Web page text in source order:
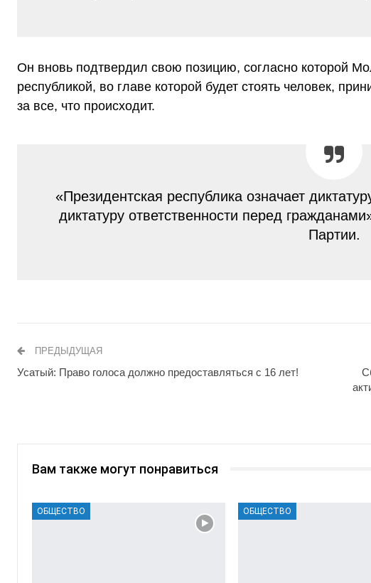
Он вновь подтвердил свою позицию, согласно которой
республикой, во главе которой будет стоять человек,
за все, что происходит.
«Президентская республика означает
диктатуру ответственности перед
Партии.
ПРЕДЫДУЩАЯ
Усатый: Право голоса должно предоставляться с 16 лет!
Вам также могут понравиться
ОБЩЕСТВО ОБЩЕСТВО